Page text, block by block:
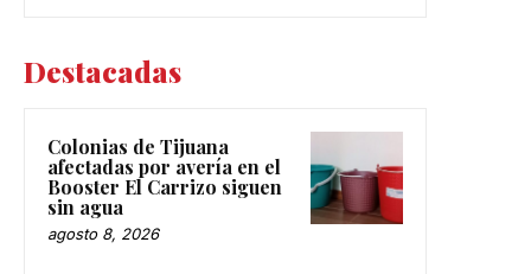
Destacadas
Colonias de Tijuana
afectadas por avería en el
Booster El Carrizo siguen
sin agua
agosto 8, 2026